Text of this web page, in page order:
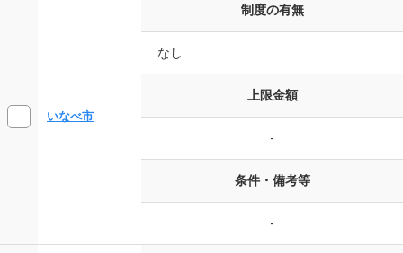
いなべ市
制度の有無
なし
上限金額
-
条件・備考等
-